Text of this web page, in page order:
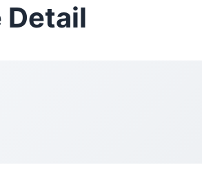
Detail